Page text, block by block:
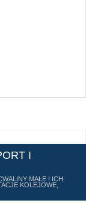
I
MAŁE I ICH
KOLEJOWE,